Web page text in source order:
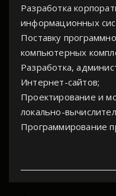
Разработка
информационных
Поставку
компьютерных
Разработка,
Интернет-сайтов;
Проектирование и
локально-
Программирование